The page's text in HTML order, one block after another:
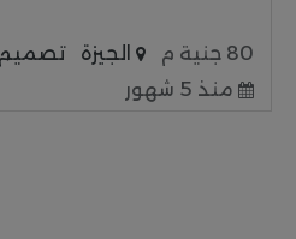
80 جنية م الجيزة
تصميم
منذ 5 شهور